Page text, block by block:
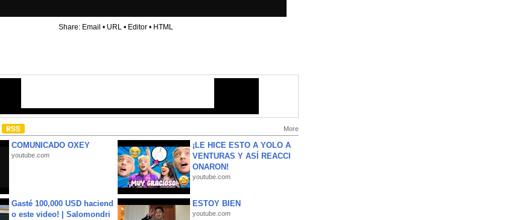
Share: Email • URL • Editor • HTML
More
COMUNICADO OXEY
youtube.com
¡LE HICE ESTO A YOLO A
VENTURAS Y ASÍ REACCI
ONARON!
youtube.com
Gasté 100,000 USD haciend
o este video! | Salomondri
ESTOY BIEN
youtube.com